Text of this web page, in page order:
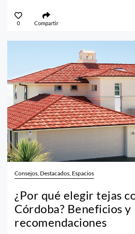
0 Compartir
Consejos, Destacados, Espacios
¿Por qué elegir tejas
Córdoba? Beneficios y
recomendaciones